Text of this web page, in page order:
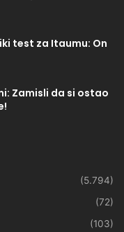
test za Itaumu: On
Zamisli da si ostao
(5.794)
(72)
(103)